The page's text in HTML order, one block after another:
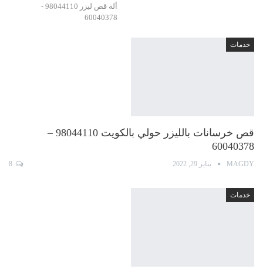
ألة قص ليزر 98044110 -
60040378
خدمات
قص خرسانات بالليزر حولي بالكويت 98044110 –
60040378
MAGDY يناير 29, 2022
خدمات